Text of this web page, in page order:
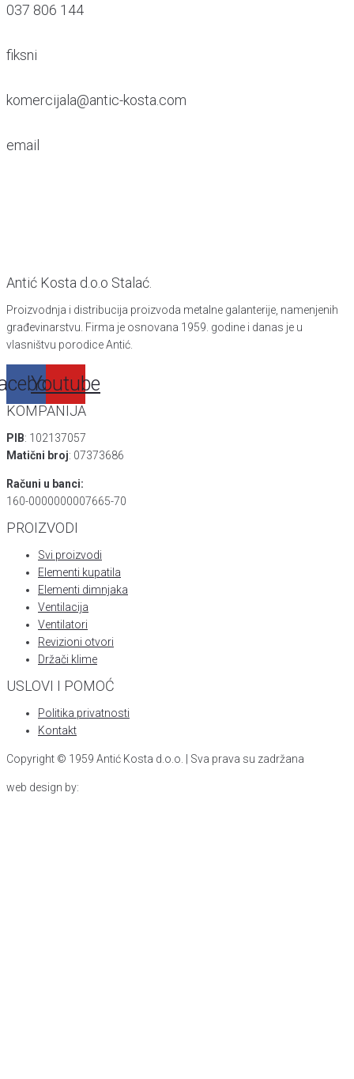
037 806 144
fiksni
komercijala@antic-kosta.com
email
Antić Kosta d.o.o Stalać.
Proizvodnja i distribucija proizvoda metalne galanterije, namenjenih
građevinarstvu. Firma je osnovana 1959. godine i danas je u
vlasništvu porodice Antić.
Youtube
KOMPANIJA
PIB: 102137057
Matični broj: 07373686
Računi u banci:
160-0000000007665-70
PROIZVODI
Svi proizvodi
Elementi kupatila
Elementi dimnjaka
Ventilacija
Ventilatori
Revizioni otvori
Držači klime
USLOVI I POMOĆ
Politika privatnosti
Kontakt
Copyright © 1959 Antić Kosta d.o.o. | Sva prava su zadržana
web design by: